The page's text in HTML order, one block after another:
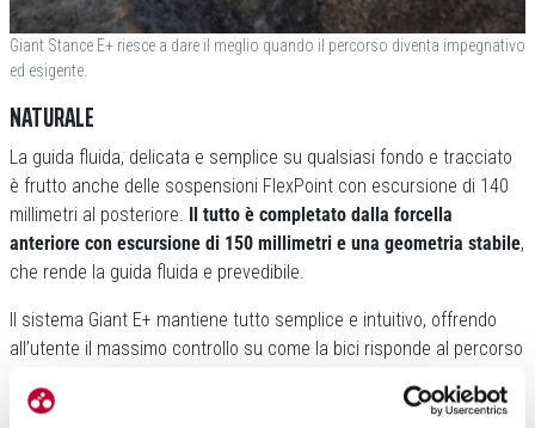
Giant Stance E+ riesce a dare il meglio quando il percorso diventa impegnativo
ed esigente.
NATURALE
La guida fluida, delicata e semplice su qualsiasi fondo e tracciato
è frutto anche delle sospensioni FlexPoint con escursione di 140
millimetri al posteriore.
Il tutto è completato dalla forcella
anteriore con escursione di 150 millimetri e una geometria stabile,
che rende la guida fluida e prevedibile.
Il sistema Giant E+ mantiene tutto semplice e intuitivo, offrendo
all’utente il massimo controllo su come la bici risponde al percorso
compatibilità con range extender e facili regolazioni al volo, la